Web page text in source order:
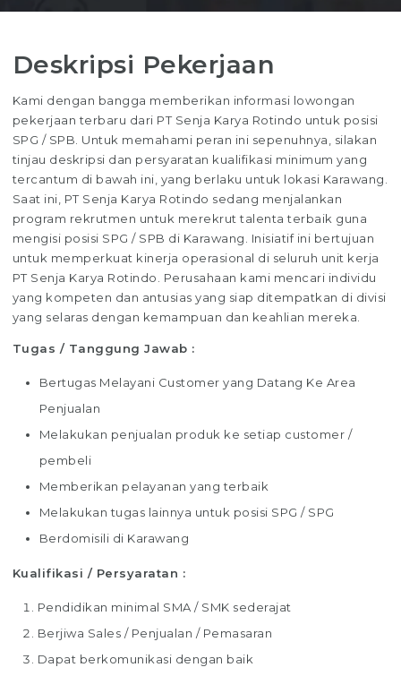
Deskripsi Pekerjaan
Kami dengan bangga memberikan informasi lowongan
pekerjaan terbaru dari PT Senja Karya Rotindo untuk posisi
SPG / SPB. Untuk memahami peran ini sepenuhnya, silakan
tinjau deskripsi dan persyaratan kualifikasi minimum yang
tercantum di bawah ini, yang berlaku untuk lokasi Karawang.
Saat ini, PT Senja Karya Rotindo sedang menjalankan
program rekrutmen untuk merekrut talenta terbaik guna
mengisi posisi SPG / SPB di Karawang. Inisiatif ini bertujuan
untuk memperkuat kinerja operasional di seluruh unit kerja
PT Senja Karya Rotindo. Perusahaan kami mencari individu
yang kompeten dan antusias yang siap ditempatkan di divisi
yang selaras dengan kemampuan dan keahlian mereka.
Tugas / Tanggung Jawab :
Bertugas Melayani Customer yang Datang Ke Area
Penjualan
Melakukan penjualan produk ke setiap customer /
pembeli
Memberikan pelayanan yang terbaik
Melakukan tugas lainnya untuk posisi SPG / SPG
Berdomisili di Karawang
Kualifikasi / Persyaratan :
Pendidikan minimal SMA / SMK sederajat
Berjiwa Sales / Penjualan / Pemasaran
Dapat berkomunikasi dengan baik